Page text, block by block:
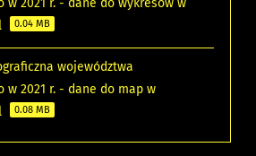
w 2021 r. - dane do wykresów w
0.04 MB
województwa
w 2021 r. - dane do map w
0.08 MB